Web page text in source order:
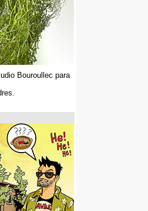
Bouroullec para